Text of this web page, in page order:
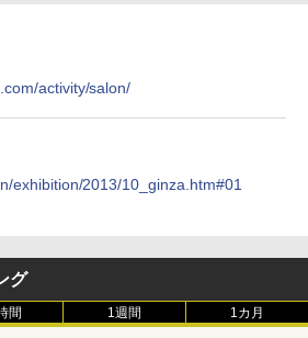
activity/salon/
exhibition/2013/10_ginza.htm#01
グ
間 1週間 1カ月